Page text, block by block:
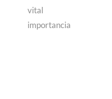
vital
importancia